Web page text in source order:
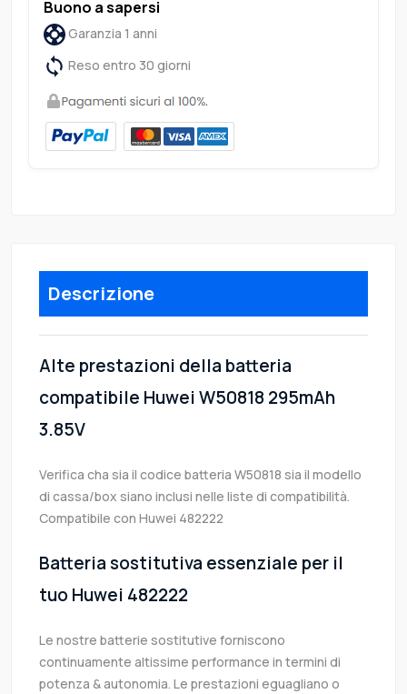
Buono a sapersi
Garanzia 1 anni
Reso entro 30 giorni
Descrizione
Alte prestazioni della batteria
compatibile Huwei W50818 295mAh
3.85V
Verifica cha sia il codice batteria W50818 sia il modello
di cassa/box siano inclusi nelle liste di compatibilità.
Compatibile con Huwei 482222
Batteria sostitutiva essenziale per il
tuo Huwei 482222
Le nostre batterie sostitutive forniscono
continuamente altissime performance in termini di
potenza & autonomia. Le prestazioni eguagliano o